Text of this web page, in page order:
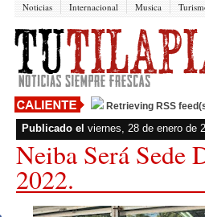
Noticias Internacional Musica
Retrieving RSS
Publicado el viernes, 28 de enero de
Neiba Será
2022.